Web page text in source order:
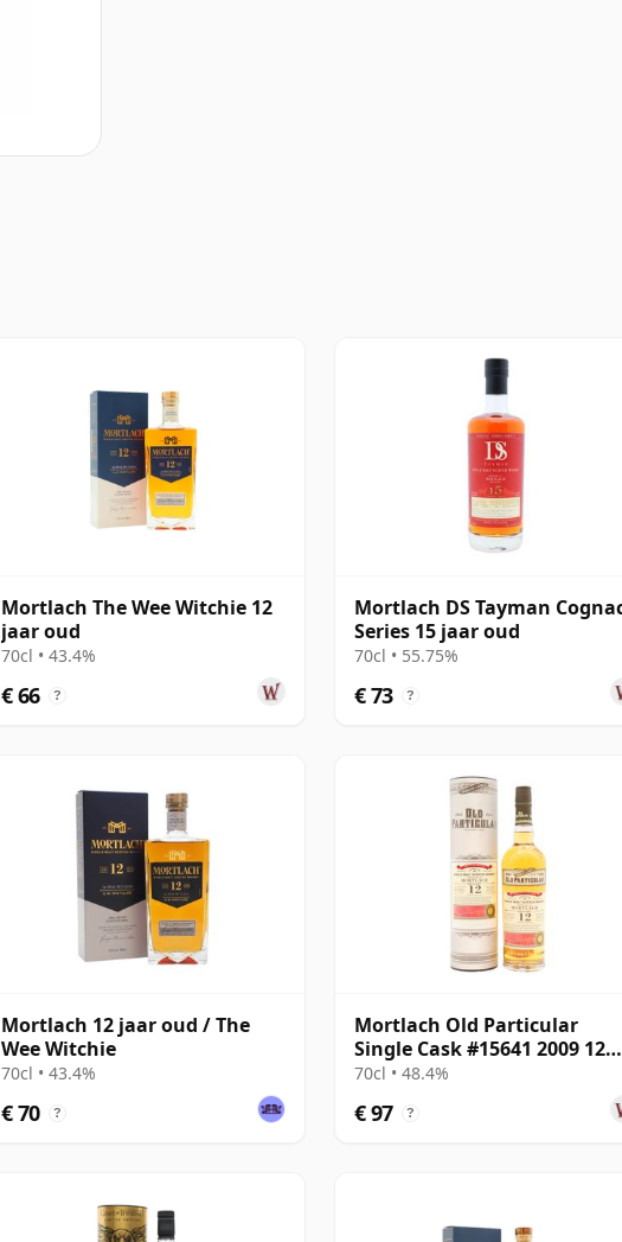
Mortlach The Wee Witchie 12
jaar oud
70cl • 43.4%
€ 66 ?
Mortlach DS Tayman
Series 15 jaar oud
70cl • 55.75%
€ 73 ?
Mortlach 12 jaar oud / The
Wee Witchie
70cl • 43.4%
€ 70 ?
Mortlach Old Particular
Single Cask #15641 2009 12
jaar oud
70cl • 48.4%
€ 97 ?